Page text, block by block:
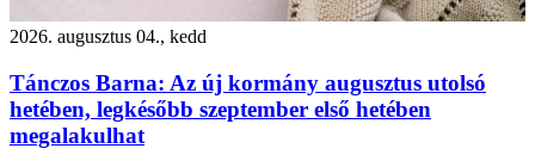
2026. augusztus 04., kedd
Tánczos Barna: Az új kormány augusztus utolsó
hetében, legkésőbb szeptember első hetében
megalakulhat